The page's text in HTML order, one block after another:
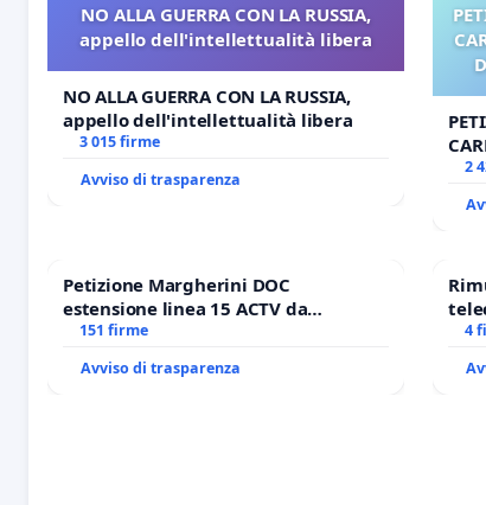
NO ALLA GUERRA CON LA RUSSIA,
appello dell'intellettualità libera
NO ALLA GUERRA CON LA RUSSIA,
appello dell'intellettualità libera
3 015 firme
Avviso di trasparenza
2
Petizione Margherini DOC
estensione linea 15 ACTV da
Marghera P.zza S. Antonio
1,50
151 firme
Avviso di trasparenza
4